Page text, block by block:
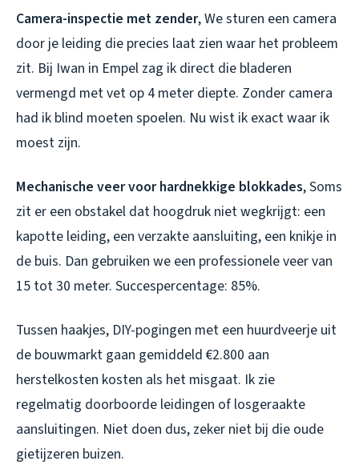
Camera-inspectie met zender, We sturen een camera
door je leiding die precies laat zien waar het probleem
zit. Bij Iwan in Empel zag ik direct die bladeren
vermengd met vet op 4 meter diepte. Zonder camera
had ik blind moeten spoelen. Nu wist ik exact waar ik
moest zijn.
Mechanische veer voor hardnekkige blokkades, Soms
zit er een obstakel dat hoogdruk niet wegkrijgt: een
kapotte leiding, een verzakte aansluiting, een knikje in
de buis. Dan gebruiken we een professionele veer van
15 tot 30 meter. Succespercentage: 85%.
Tussen haakjes, DIY-pogingen met een huurdveerje uit
de bouwmarkt gaan gemiddeld €2.800 aan
herstelkosten kosten als het misgaat. Ik zie
regelmatig doorboorde leidingen of losgeraakte
aansluitingen. Niet doen dus, zeker niet bij die oude
gietijzeren buizen.